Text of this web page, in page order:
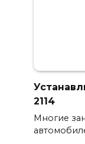
2114
Многие